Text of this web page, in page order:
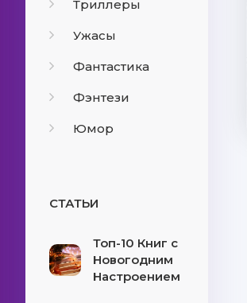
Триллеры
Ужасы
Фантастика
Фэнтези
Юмор
СТАТЬИ
Топ-10 Книг с
Новогодним
Настроением